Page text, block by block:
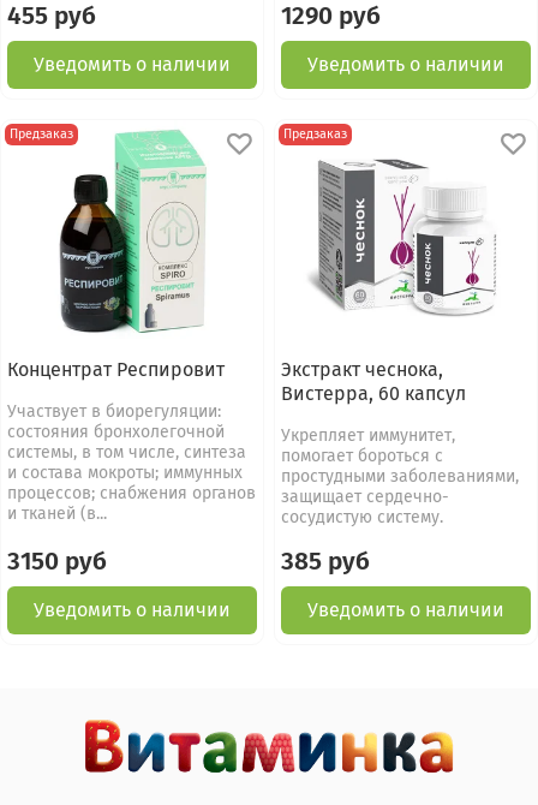
455 руб
Уведомить о наличии
1290 руб
Уведомить о наличии
Предзаказ
Концентрат Респировит
Участвует в биорегуляции:
состояния бронхолегочной
системы, в том числе, синтеза
и состава мокроты; иммунных
процессов; снабжения органов
и тканей (в...
3150 руб
Уведомить о наличии
Предзаказ
Экстракт чеснока,
Вистерра, 60 капсул
Укрепляет иммунитет,
помогает бороться с
простудными заболеваниями,
защищает сердечно-
сосудистую систему.
385 руб
Уведомить о наличии